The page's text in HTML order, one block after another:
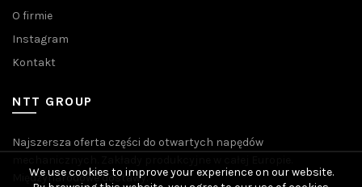
O firmie
Instagram
Kontakt
NTT GROUP
Najszersza oferta części do otwartych napędów
Międzynarodowe dostawy.
We use cookies to improve your experience on our website.